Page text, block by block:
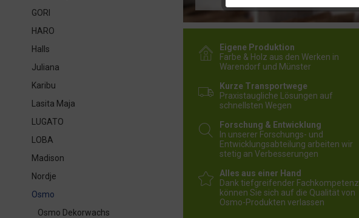
GORI
HARO
Halls
Juliana
Karibu
Lasita Maja
LUGATO
LOBA
Madison
Nordje
Osmo
Osmo Dekorwachs
Eigene Produktion
Farbe & Holz aus den Werken in
Warendorf und Münster
Kurze Transportwege
Praxistaugliche Lösungen auf
schnellsten Wegen
Forschung & Entwicklung
In unserer Forschungs- und
Entwicklungsabteilung arbeiten wir
stetig an Verbesserungen
Alles aus einer Hand
Dank tiefgreifender Fachkompetenz
können Sie sich auf die Qualität von
Osmo-Produkten verlassen